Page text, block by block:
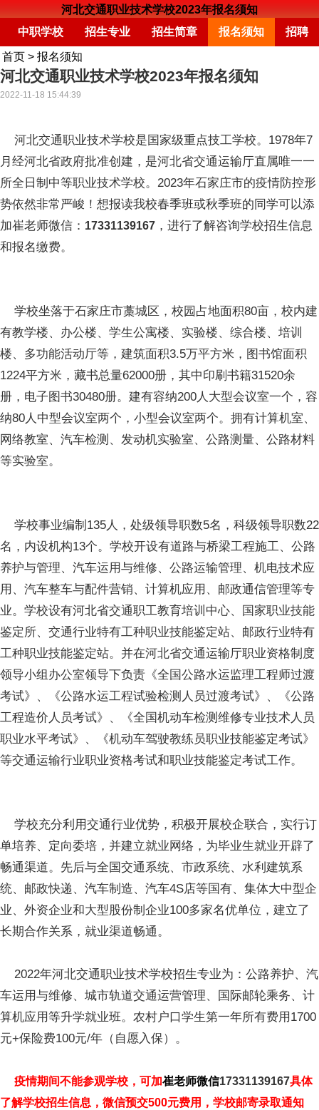
河北交通职业技术学校2023年报名须知
中职学校
招生专业 招生简章 报名须知 招聘
首页 > 报名须知
河北交通职业技术学校2023年报名须知
2022-11-18 15:44:39
河北交通职业技术学校是国家级重点技工学校。1978年7
月经河北省政府批准创建，是河北省交通运输厅直属唯一一
所全日制中等职业技术学校。2023年石家庄市的疫情防控形
势依然非常严峻！想报读我校春季班或秋季班的同学可以添
加崔老师微信： 17331139167 ，进行了解咨询学校招生信息
和报名缴费。
学校坐落于石家庄市藁城区，校园占地面积80亩，校内建
有教学楼、办公楼、学生公寓楼、实验楼、综合楼、培训
楼、多功能活动厅等，建筑面积3.5万平方米，图书馆面积
1224平方米，藏书总量62000册，其中印刷书籍31520余
册，电子图书30480册。建有容纳200人大型会议室一个，容
纳80人中型会议室两个，小型会议室两个。拥有计算机室、
网络教室、汽车检测、发动机实验室、公路测量、公路材料
等实验室。
学校事业编制135人，处级领导职数5名，科级领导职数22
名，内设机构13个。学校开设有道路与桥梁工程施工、公路
养护与管理、汽车运用与维修、公路运输管理、机电技术应
用、汽车整车与配件营销、计算机应用、邮政通信管理等专
业。学校设有河北省交通职工教育培训中心、国家职业技能
鉴定所、交通行业特有工种职业技能鉴定站、邮政行业特有
工种职业技能鉴定站。并在河北省交通运输厅职业资格制度
领导小组办公室领导下负责《全国公路水运监理工程师过渡
考试》、《公路水运工程试验检测人员过渡考试》、《公路
工程造价人员考试》、《全国机动车检测维修专业技术人员
职业水平考试》、《机动车驾驶教练员职业技能鉴定考试》
等交通运输行业职业资格考试和职业技能鉴定考试工作。
学校充分利用交通行业优势，积极开展校企联合，实行订
单培养、定向委培，并建立就业网络，为毕业生就业开辟了
畅通渠道。先后与全国交通系统、市政系统、水利建筑系
统、邮政快递、汽车制造、汽车4S店等国有、集体大中型企
业、外资企业和大型股份制企业100多家名优单位，建立了
长期合作关系，就业渠道畅通。
2022年河北交通职业技术学校招生专业为：公路养护、汽
车运用与维修、城市轨道交通运营管理、国际邮轮乘务、计
算机应用等升学就业班。农村户口学生第一年所有费用1700
元+保险费100元/年（自愿入保）。
疫情期间不能参观学校，可加崔老师微信17331139167具体
了解学校招生信息，微信预交500元费用，学校邮寄录取通知